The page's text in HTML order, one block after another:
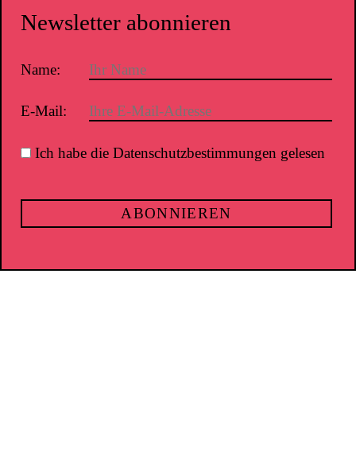
Newsletter abonnieren
Name:
E-Mail:
Ich habe die Datenschutzbestimmungen gelesen